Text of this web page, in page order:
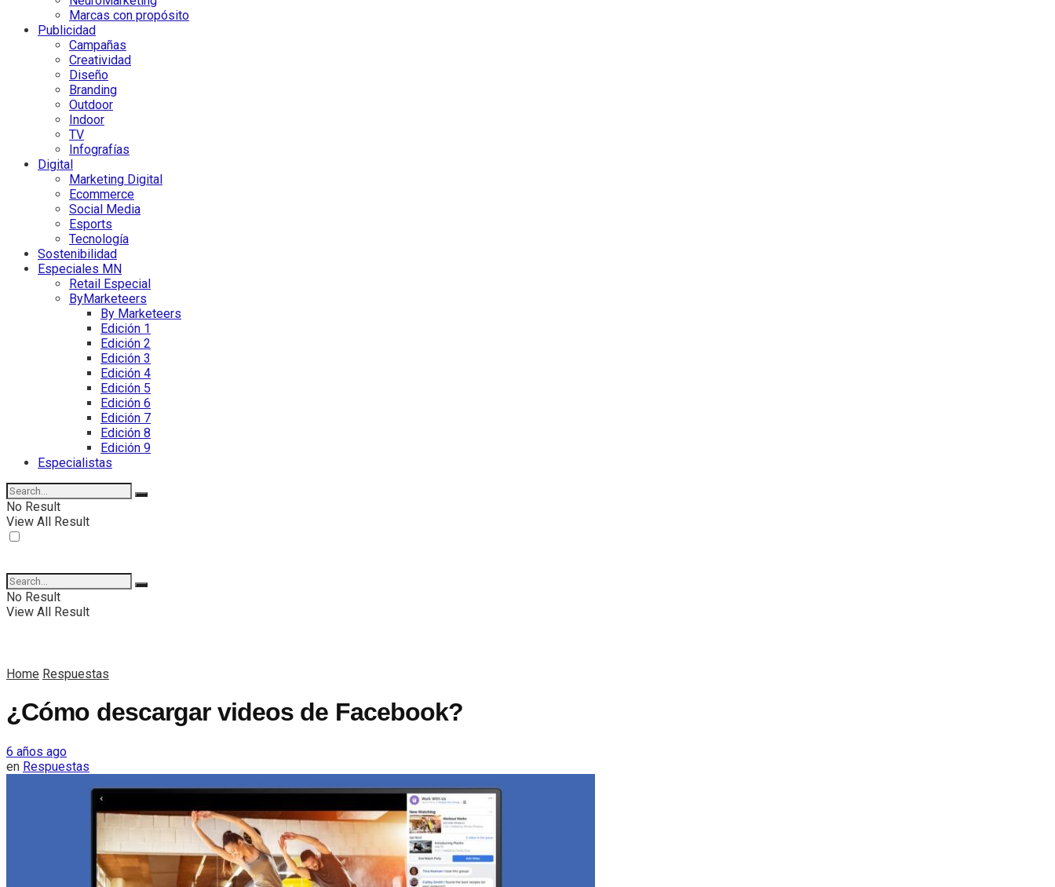
Marcas con propósito
Publicidad
Campañas
Creatividad
Diseño
Branding
Outdoor
Indoor
TV
Infografías
Digital
Marketing Digital
Ecommerce
Social Media
Esports
Tecnología
Sostenibilidad
Especiales MN
Retail Especial
ByMarketeers
By Marketeers
Edición 1
Edición 2
Edición 3
Edición 4
Edición 5
Edición 6
Edición 7
Edición 8
Edición 9
Especialistas
No Result
View All Result
No Result
View All Result
Home Respuestas
¿Cómo descargar videos de Facebook?
6 años ago
en Respuestas